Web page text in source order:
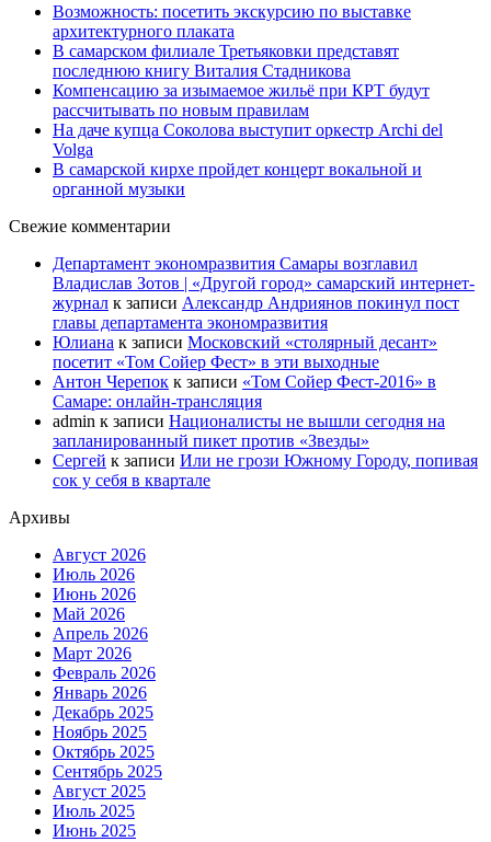
Возможность: посетить экскурсию по выставке
архитектурного плаката
В самарском филиале Третьяковки представят
последнюю книгу Виталия Стадникова
Компенсацию за изымаемое жильё при КРТ будут
рассчитывать по новым правилам
На даче купца Соколова выступит оркестр Archi del
Volga
В самарской кирхе пройдет концерт вокальной и
органной музыки
Свежие комментарии
Департамент экономразвития Самары возглавил
Владислав Зотов | «Другой город» самарский интернет-
журнал к записи Александр Андриянов покинул пост
главы департамента экономразвития
Юлиана к записи Московский «столярный десант»
посетит «Том Сойер Фест» в эти выходные
Антон Черепок к записи «Том Сойер Фест-2016» в
Самаре: онлайн-трансляция
admin к записи Националисты не вышли сегодня на
запланированный пикет против «Звезды»
Сергей к записи Или не грози Южному Городу, попивая
сок у себя в квартале
Архивы
Август 2026
Июль 2026
Июнь 2026
Май 2026
Апрель 2026
Март 2026
Февраль 2026
Январь 2026
Декабрь 2025
Ноябрь 2025
Октябрь 2025
Сентябрь 2025
Август 2025
Июль 2025
Июнь 2025